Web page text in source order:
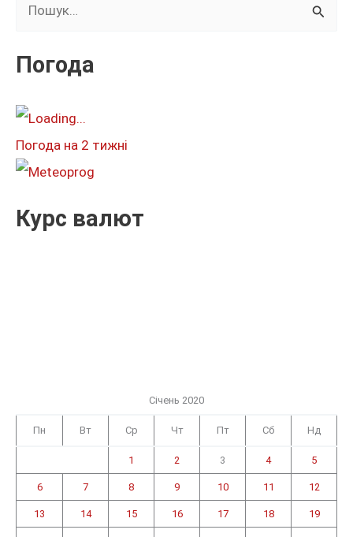
к
т
:
Погода
Погода на 2 тижні
Курс валют
Січень 2020
Пн Вт Ср Чт Пт Сб Нд
1 2 3 4 5
6 7 8 9 10 11 12
13 14 15 16 17 18 19